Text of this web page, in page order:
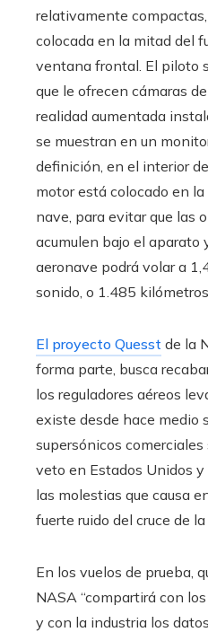
relativamente
colocada en la mitad del
ventana frontal. El piloto
que le ofrecen cámaras
realidad aumentada
se muestran en un
definición, en el interior
motor está colocado en
nave, para evitar que las
acumulen bajo el aparato
aeronave podrá volar a
sonido, o 1.485
El proyecto Quesst de la
forma parte, busca
los reguladores aéreos
existe desde hace medio
supersónicos
veto en Estados Unidos
las molestias que causa
fuerte ruido del cruce de
En los vuelos de prueba,
NASA “compartirá con
y con la industria los